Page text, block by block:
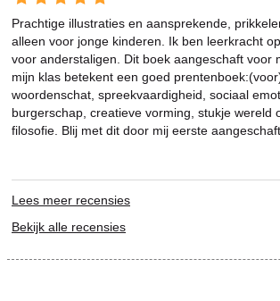
Prachtige illustraties en aansprekende,
alleen voor jonge kinderen. Ik ben leerkracht
voor anderstaligen. Dit boek aangeschaft voor
mijn klas betekent een goed
woordenschat, spreekvaardigheid, sociaal
burgerschap, creatieve vorming, stukje wereld
filosofie. Blij met dit door mij eerste
Lees meer recensies
Bekijk alle recensies